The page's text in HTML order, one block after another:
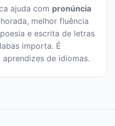
ajuda com pronúncia
melhor fluência
e escrita de letras
importa. É
de idiomas.